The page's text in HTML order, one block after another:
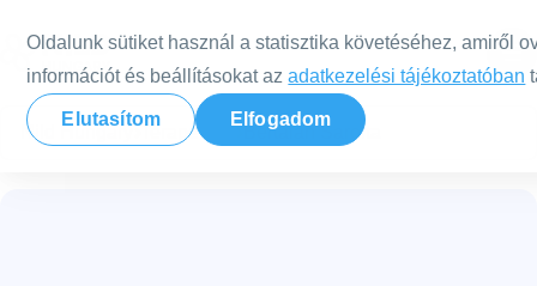
Oldalunk sütiket használ a statisztika követéséhez, amiről
információt és beállításokat azadatkezelési tájékoztatóban
Elutasítom Elfogadom
Nild Hungary Terapeuták Bertalan Sarolta